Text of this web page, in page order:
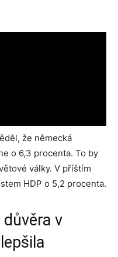
že německá
o 6,3 procenta. To by
války. V příštím
HDP o 5,2 procenta.
v